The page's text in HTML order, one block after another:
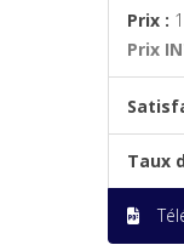
Prix :
Prix
Taux